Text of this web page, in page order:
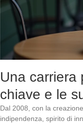
Una carriera
chiave e le
Dal 2008, con la
indipendenza, spirito di